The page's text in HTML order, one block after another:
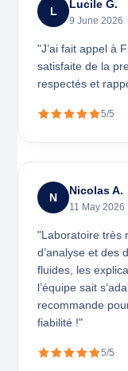
L
Lucile G.
9 June 2026
"J’ai fait appel à
satisfaite de la
respectés et
5/5
N
Nicolas A.
11 May 2026
"Laboratoire très
d’analyse et des
fluides, les
l’équipe sait
recommande
fiabilité !"
5/5